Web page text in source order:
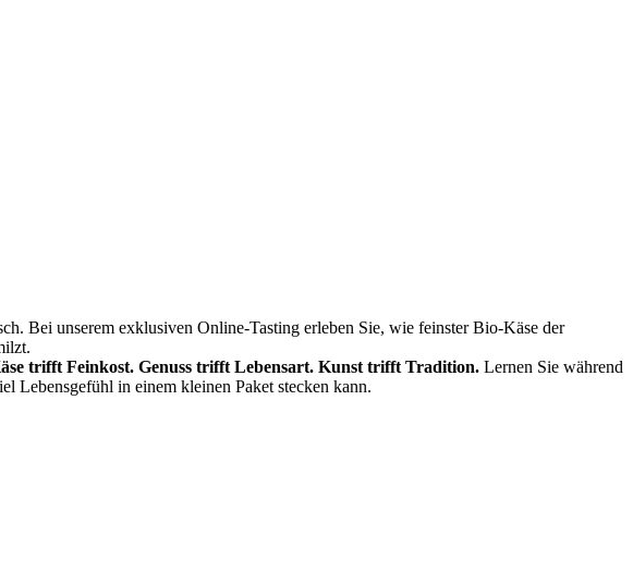
Bei unserem exklusiven Online-Tasting erleben Sie, wie feinster Bio-Käse der
trifft Feinkost. Genuss trifft Lebensart. Kunst trifft Tradition. Lernen Sie während
Lebensgefühl in einem kleinen Paket stecken kann.